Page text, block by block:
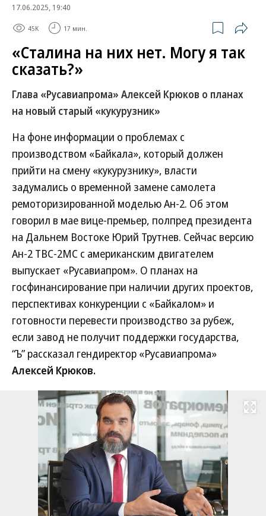
17.06.2025, 19:40
45K 17 мин.
«Сталина на них нет. Могу я так
сказать?»
Глава «Русавиапрома» Алексей Крюков о планах
на новый старый «кукурузник»
На фоне информации о проблемах с
производством «Байкала», который должен
прийти на смену «кукурузнику», власти
задумались о временной замене самолета
ремоторизированной моделью Ан-2. Об этом
говорил в мае вице-премьер, полпред президента
на Дальнем Востоке Юрий Трутнев. Сейчас версию
Ан-2 ТВС-2МС с американским двигателем
выпускает «Русавиапром». О планах на
госфинансирование при наличии других проектов,
перспективах конкуренции с «Байкалом» и
готовности перевести производство за рубеж,
если завод не получит поддержки государства,
“Ъ” рассказал гендиректор «Русавиапрома»
Алексей Крюков.
Развернуть